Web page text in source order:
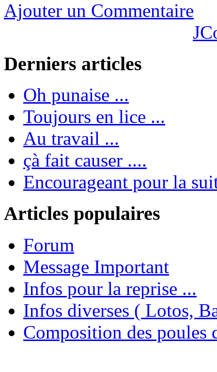
Ajouter un Commentaire
Derniers articles
Oh punaise ...
Toujours en lice ...
Au travail ...
çà fait causer ....
Encourageant pour la
Articles populaires
Forum
Message Important
Infos pour la reprise ...
Infos diverses ( Lotos,
Composition des poules